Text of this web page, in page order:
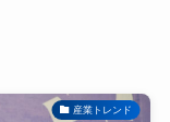
産業トレンド